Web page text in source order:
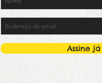
Assine já